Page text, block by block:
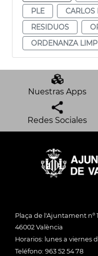
PLE
RESIDUOS
ORDENANZA
Nuestras Apps
Redes Sociales
Plaça de l'Ajuntament nº 1
46002 València
Horarios: lunes a viernes
Teléfono: 963 52 54 78